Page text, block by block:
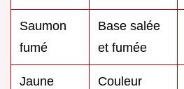
Saumon
fumé
Base salée
et fumée
Jaune
Couleur